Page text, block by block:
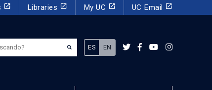
launch Libraries launch My UC launch UC Email launch
estás buscando?
ES EN